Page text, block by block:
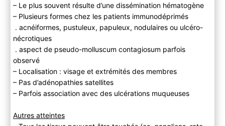
– Le plus souvent résulte d’une dissémination hématogène
– Plusieurs formes chez les patients immunodéprimés
. acnéiformes, pustuleux, papuleux, nodulaires ou ulcéro-
nécrotiques
. aspect de pseudo-molluscum contagiosum parfois
observé
– Localisation : visage et extrémités des membres
– Pas d’adénopathies satellites
– Parfois association avec des ulcérations muqueuses
Autres atteintes